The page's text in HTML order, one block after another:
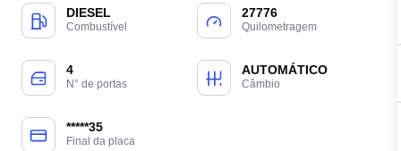
DIESEL
Combustível
27776
Quilometragem
4
N° de portas
AUTOMÁTICO
Câmbio
*****35
Final da placa